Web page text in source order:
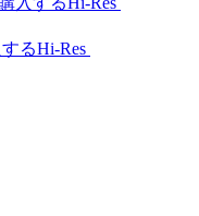
Hi-Res